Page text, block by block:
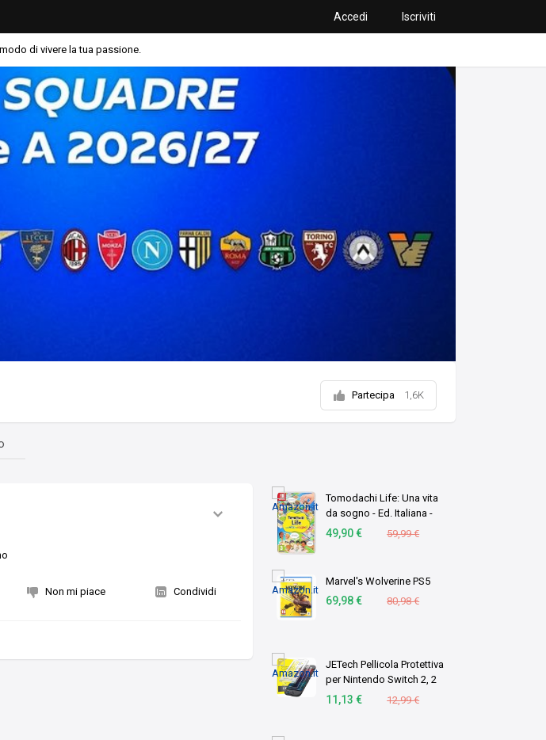
Accedi Iscriviti
di vivere la tua passione.
Partecipa 1,6K
Tomodachi Life: Una vita
da sogno - Ed. Italiana -
Versione su scheda
49,90 € 59,99 €
Marvel's Wolverine PS5
69,98 € 80,98 €
JETech Pellicola Protettiva
per Nintendo Switch 2, 2
Pezzi
11,13 € 12,99 €
Non mi piace Condividi